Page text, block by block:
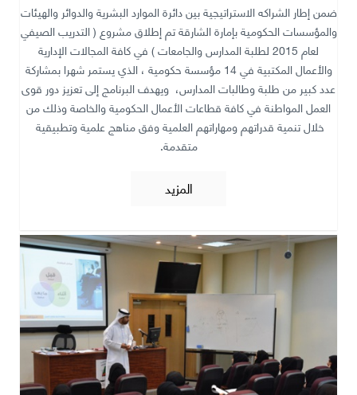
ضمن إطار الشراكه الاستراتيجية بين دائرة الموارد البشرية والدوائر والهيئات
والمؤسسات الحكومية بإمارة الشارقة تم إطلاق مشروع ( التدريب الصيفي
لعام 2015 لطلبة المدارس والجامعات ) في كافة المجالات الإدارية
والأعمال المكتبية في 14 مؤسسة حكومية ، الذي يستمر شهرا بمشاركة
عدد كبير من طلبة وطالبات المدارس، ويهدف البرنامج إلى تعزيز دور قوى
العمل المواطنة في كافة قطاعات الأعمال الحكومية والخاصة وذلك من
خلال تنمية قدراتهم ومهاراتهم العلمية وفق مناهج علمية وتطبيقية
متقدمة.
المزيد